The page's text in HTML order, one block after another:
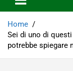
Home
Sei di uno di
potrebbe spiegare